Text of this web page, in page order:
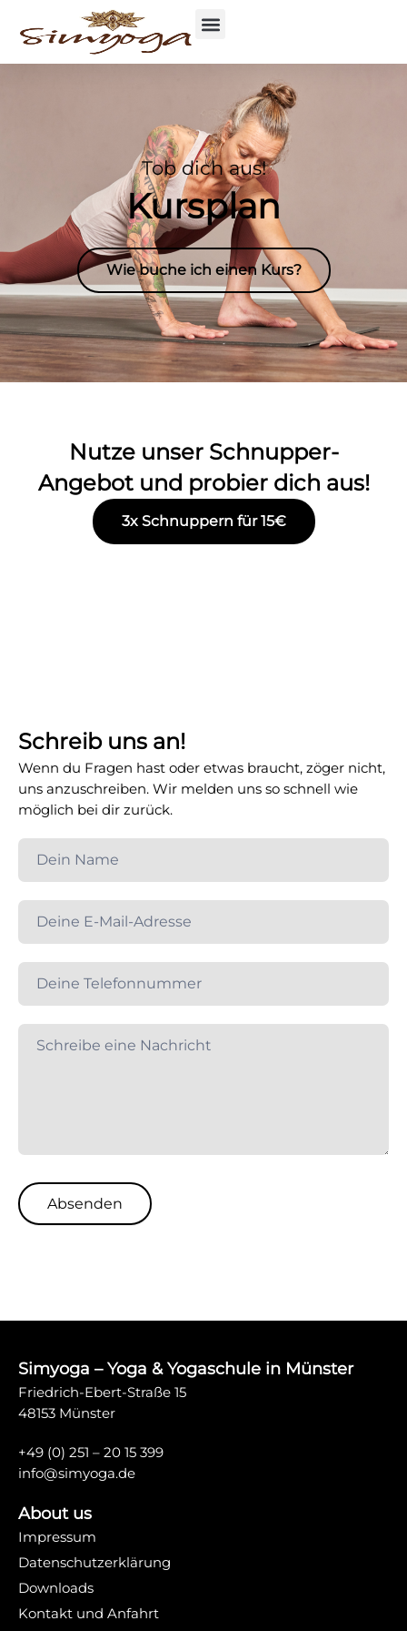
Tob dich aus!
Kursplan
Wie buche ich einen Kurs?
Nutze unser Schnupper-
Angebot und probier dich aus!
3x Schnuppern für 15€
Schreib uns an!
Wenn du Fragen hast oder etwas braucht, zöger nicht,
uns anzuschreiben. Wir melden uns so schnell wie
möglich bei dir zurück.
Kontaktformular
Global
Absenden
Simyoga – Yoga & Yogaschule in Münster
Friedrich-Ebert-Straße 15
48153 Münster
+49 (0) 251 – 20 15 399
info@simyoga.de
About us
Impressum
Datenschutzerklärung
Downloads
Kontakt und Anfahrt